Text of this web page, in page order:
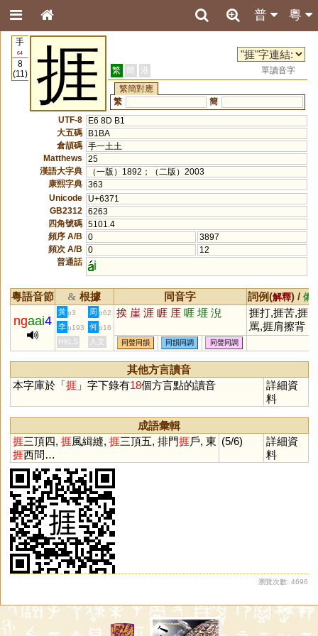
粵
普
手
64
8
(11)
捱 繁 簡 港
單讀音字
繁簡對應
繁
簡
UTF-8
E6 8D B1
大五碼
B1BA
倉頡碼 手一土土
Matthews
25
漢語大字典
（一版）1892；（二版）2003
康熙字典 363
Unicode
U+6371
GB2312
6263
四角號碼 5101.4
頻序 A/B
0
3897
頻次 A/B
0
12
普通話
i
粵語音節 & 根據 同音字 詞例(解釋) / 備
ngaai4
黃 p3 周 p62 挨 崖 涯 睚 厓 啀 堐 淣
捱打,捱苦,捱
罵,捱肩擦背
李 p193 何 p16
HKLS 人文 同聲同韻 同韻同調 同聲同調
其他方言讀音
本字庫於「 捱」字下錄有18個方言點的讀音
詳細資
料
成語彙輯
捱三頂四, 捱風緝縫, 捱三頂五, 排門捱戶, 東
捱西問…
(5/6)
詳細資
料
瀏覽次數: 4696